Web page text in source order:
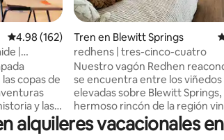
Calificación promedio: 4.98 de 5, 162 reseñas
4.98 (162)
|
copas de
y las
comer y
Tren en Blewitt Springs
redhens | tres-cinco-cuatro
Nuestro vagón Redhen
se encuentra entre los viñedos
elevadas sobre Blewitt Springs,
hermoso rincón de la región
McLaren Vale. Cada espacio
conductor y tres-cinco-
alquileres vacacionales